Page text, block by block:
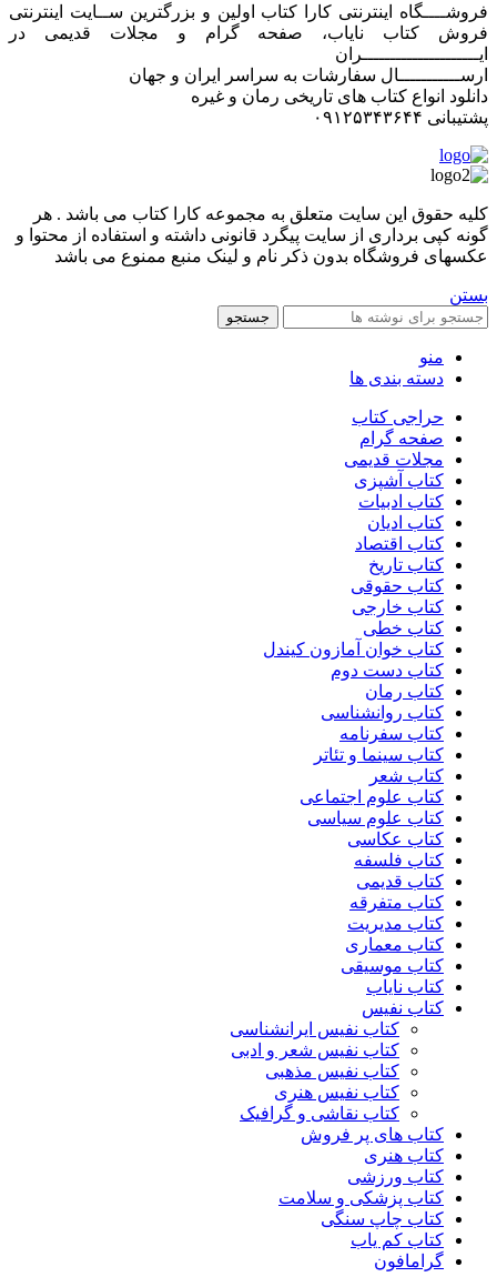
فروشــــگاه اینترنتی کارا کتاب اولین و بزرگترین ســایت اینترنتی
فروش کتاب نایاب، صفحه گرام و مجلات قدیمی در
ایـــــــــــــــــــــران
ارســـــــــــال سفارشات به سراسر ایران و جهان
دانلود انواع کتاب های تاریخی رمان و غیره
پشتیبانی ۰۹۱۲۵۳۴۳۶۴۴
کليه حقوق اين سايت متعلق به مجموعه کارا کتاب می باشد . هر
گونه کپی برداری از سایت پیگرد قانونی داشته و استفاده از محتوا و
عکسهای فروشگاه بدون ذکر نام و لینک منبع ممنوع می باشد
بستن
جستجو
منو
دسته بندی ها
حراجی کتاب
صفحه گرام
مجلات قدیمی
کتاب آشپزی
کتاب ادبیات
کتاب ادیان
کتاب اقتصاد
کتاب تاریخ
کتاب حقوقی
کتاب خارجی
کتاب خطی
کتاب خوان آمازون کیندل
کتاب دست دوم
کتاب رمان
کتاب روانشناسی
کتاب سفرنامه
کتاب سینما و تئاتر
کتاب شعر
کتاب علوم اجتماعی
کتاب علوم سیاسی
کتاب عکاسی
کتاب فلسفه
کتاب قدیمی
کتاب متفرقه
کتاب مدیریت
کتاب معماری
کتاب موسیقی
کتاب نایاب
کتاب نفیس
کتاب نفیس ایرانشناسی
کتاب نفیس شعر و ادبی
کتاب نفیس مذهبی
کتاب نفیس هنری
کتاب نقاشی و گرافیک
کتاب های پر فروش
کتاب هنری
کتاب ورزشی
کتاب پزشکی و سلامت
کتاب چاپ سنگی
کتاب کم یاب
گرامافون